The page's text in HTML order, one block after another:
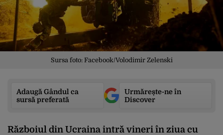
Sursa foto: Facebook/Volodimir Zelenski
Adaugă Gândul ca
sursă preferată
Urmărește-ne în
Discover
Războiul din Ucraina intră vineri în ziua cu